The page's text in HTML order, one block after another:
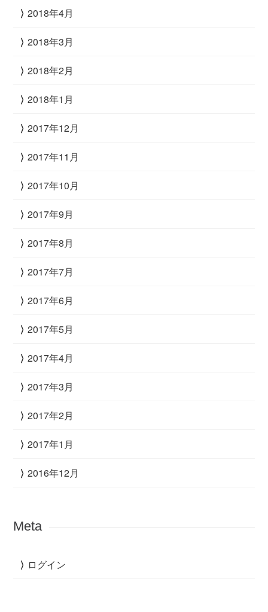
2018年4月
2018年3月
2018年2月
2018年1月
2017年12月
2017年11月
2017年10月
2017年9月
2017年8月
2017年7月
2017年6月
2017年5月
2017年4月
2017年3月
2017年2月
2017年1月
2016年12月
Meta
ログイン